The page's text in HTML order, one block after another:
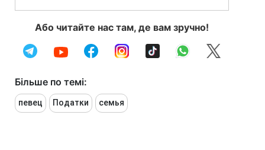
Або читайте нас там, де вам зручно!
Більше по темі:
певец Податки семья